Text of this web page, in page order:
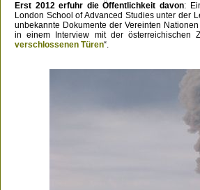
Erst 2012 erfuhr die Öffentlichkeit davon:
London School of Advanced Studies unter der
unbekannte Dokumente der Vereinten
in einem Interview mit der
verschlossenen Türen“.